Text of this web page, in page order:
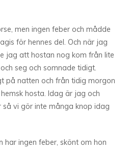
men ingen feber och mådde
för hennes del. Och när jag
jag att hostan nog kom från lite
seg och somnade tidigt.
på natten och från tidig morgon
hosta. Idag är jag och
så vi gör inte många knop idag
har ingen feber, skönt om hon